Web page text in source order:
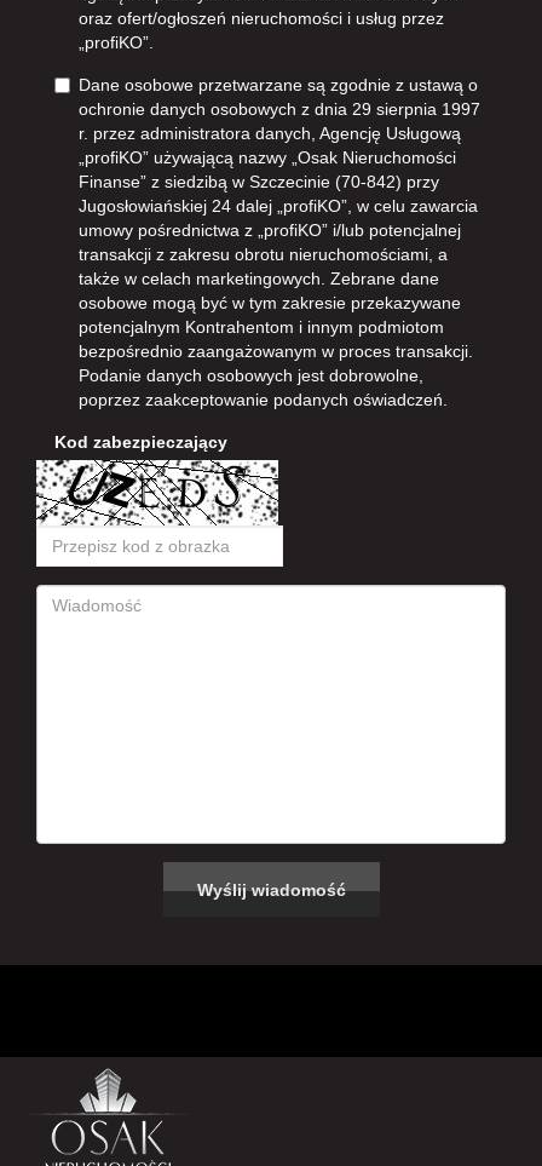
oraz ofert/ogłoszeń nieruchomości i usług przez
„profiKO”.
Dane osobowe przetwarzane są zgodnie z ustawą o
ochronie danych osobowych z dnia 29 sierpnia 1997
r. przez administratora danych, Agencję Usługową
„profiKO” używającą nazwy „Osak Nieruchomości
Finanse” z siedzibą w Szczecinie (70-842) przy
Jugosłowiańskiej 24 dalej „profiKO”, w celu zawarcia
umowy pośrednictwa z „profiKO” i/lub potencjalnej
transakcji z zakresu obrotu nieruchomościami, a
także w celach marketingowych. Zebrane dane
osobowe mogą być w tym zakresie przekazywane
potencjalnym Kontrahentom i innym podmiotom
bezpośrednio zaangażowanym w proces transakcji.
Podanie danych osobowych jest dobrowolne,
poprzez zaakceptowanie podanych oświadczeń.
Kod zabezpieczający